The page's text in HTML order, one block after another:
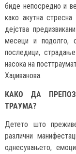
биде непосредно и
како акутна
дејства
месеци и подолго,
последици,
насока на
Хаџиванова.
КАКО ДА
ТРАУМА?
Детето што
различни
однесувањето,